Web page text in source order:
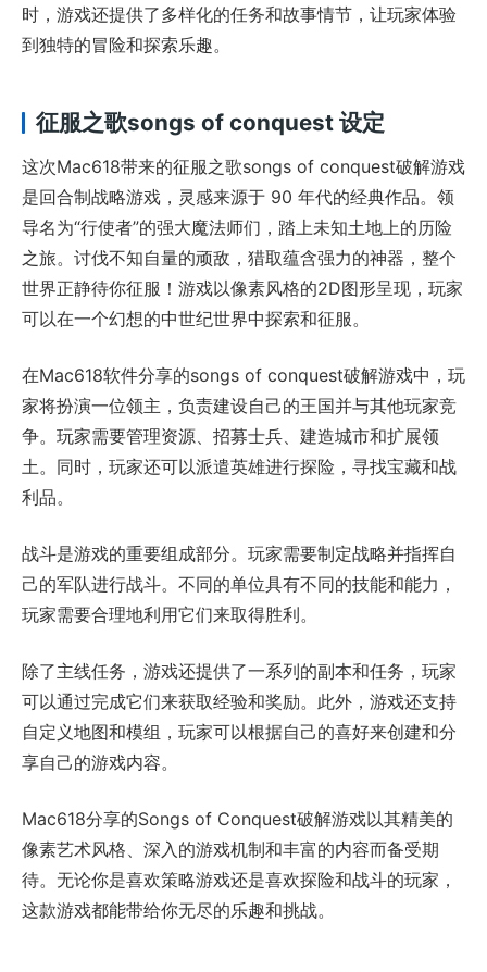
时，游戏还提供了多样化的任务和故事情节，让玩家体验
到独特的冒险和探索乐趣。
征服之歌songs of conquest 设定
这次Mac618带来的征服之歌songs of conquest破解游戏
是回合制战略游戏，灵感来源于 90 年代的经典作品。领
导名为“行使者”的强大魔法师们，踏上未知土地上的历险
之旅。讨伐不知自量的顽敌，猎取蕴含强力的神器，整个
世界正静待你征服！游戏以像素风格的2D图形呈现，玩家
可以在一个幻想的中世纪世界中探索和征服。
在Mac618软件分享的songs of conquest破解游戏中，玩
家将扮演一位领主，负责建设自己的王国并与其他玩家竞
争。玩家需要管理资源、招募士兵、建造城市和扩展领
土。同时，玩家还可以派遣英雄进行探险，寻找宝藏和战
利品。
战斗是游戏的重要组成部分。玩家需要制定战略并指挥自
己的军队进行战斗。不同的单位具有不同的技能和能力，
玩家需要合理地利用它们来取得胜利。
除了主线任务，游戏还提供了一系列的副本和任务，玩家
可以通过完成它们来获取经验和奖励。此外，游戏还支持
自定义地图和模组，玩家可以根据自己的喜好来创建和分
享自己的游戏内容。
Mac618分享的Songs of Conquest破解游戏以其精美的
像素艺术风格、深入的游戏机制和丰富的内容而备受期
待。无论你是喜欢策略游戏还是喜欢探险和战斗的玩家，
这款游戏都能带给你无尽的乐趣和挑战。